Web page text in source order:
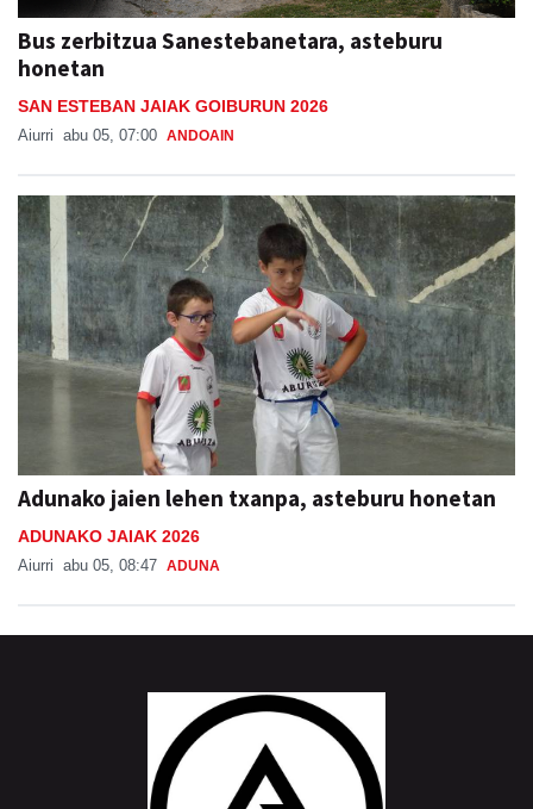
Bus zerbitzua Sanestebanetara, asteburu
honetan
SAN ESTEBAN JAIAK GOIBURUN 2026
Aiurri abu 05, 07:00 ANDOAIN
Adunako jaien lehen txanpa, asteburu honetan
ADUNAKO JAIAK 2026
Aiurri abu 05, 08:47 ADUNA